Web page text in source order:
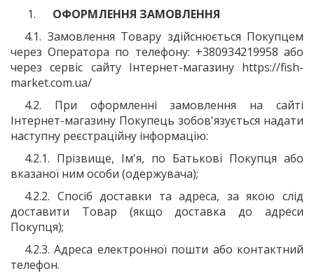
ОФОРМЛЕННЯ ЗАМОВЛЕННЯ
4.1. Замовлення Товару здійснюється Покупцем
через Оператора по телефону: +380934219958 або
через сервіс сайту Інтернет-магазину https://fish-
market.com.ua/
4.2. При оформленні замовлення на сайті
Інтернет-магазину Покупець зобов'язується надати
наступну реєстраційну інформацію:
4.2.1. Прізвище, Ім'я, по Батькові Покупця або
вказаної ним особи (одержувача);
4.2.2. Спосіб доставки та адреса, за якою слід
доставити Товар (якщо доставка до адреси
Покупця);
4.2.3.Адреса електронної пошти або контактний
телефон.